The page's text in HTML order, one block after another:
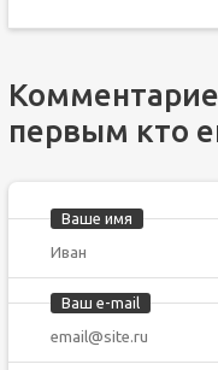
первым кто
Ваше имя
Ваш e-mail